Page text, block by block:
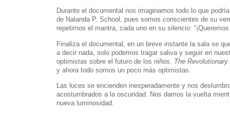
Durante el documental nos imaginamos todo lo que
de Nalanda P. School, pues somos conscientes de su
repetirnos el mantra, cada uno en su silencio:
Finaliza el documental, en un breve instante la sala se
a decir nada, solo podemos tragar saliva y seguir en
optimistas sobre el futuro de los niños. The
y ahora todo somos un poco más optimistas.
Las luces se encienden inesperadamente y nos
acostumbrados a la oscuridad. Nos damos la vuelta
nueva luminosidad.